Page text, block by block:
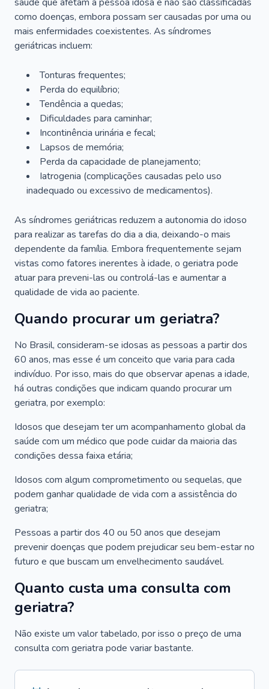
como doenças, embora possam ser causadas por uma ou
mais enfermidades coexistentes. As síndromes
geriátricas incluem:
Tonturas frequentes;
Perda do equilíbrio;
Tendência a quedas;
Dificuldades para caminhar;
Incontinência urinária e fecal;
Lapsos de memória;
Perda da capacidade de planejamento;
Iatrogenia (complicações causadas pelo uso
inadequado ou excessivo de medicamentos).
As síndromes geriátricas reduzem a autonomia do idoso
para realizar as tarefas do dia a dia, deixando-o mais
dependente da família. Embora frequentemente sejam
vistas como fatores inerentes à idade, o geriatra pode
atuar para preveni-las ou controlá-las e aumentar a
qualidade de vida ao paciente.
Quando procurar um geriatra?
No Brasil, consideram-se idosas as pessoas a partir dos
60 anos, mas esse é um conceito que varia para cada
indivíduo. Por isso, mais do que observar apenas a idade,
há outras condições que indicam quando procurar um
geriatra, por exemplo:
Idosos que desejam ter um acompanhamento global da
saúde com um médico que pode cuidar da maioria das
condições dessa faixa etária;
Idosos com algum comprometimento ou sequelas, que
podem ganhar qualidade de vida com a assistência do
geriatra;
Pessoas a partir dos 40 ou 50 anos que desejam
prevenir doenças que podem prejudicar seu bem-estar no
futuro e que buscam um envelhecimento saudável.
Quanto custa uma consulta com
geriatra?
Não existe um valor tabelado, por isso o preço de uma
consulta com geriatra pode variar bastante.